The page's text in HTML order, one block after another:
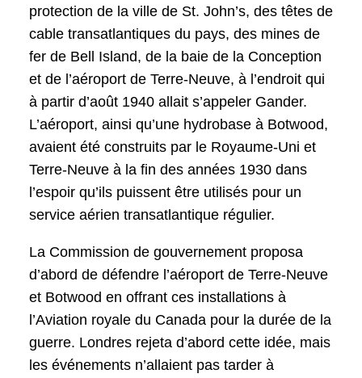
protection de la ville de St. John’s, des têtes de
cable transatlantiques du pays, des mines de
fer de Bell Island, de la baie de la Conception
et de l’aéroport de Terre-Neuve, à l’endroit qui
à partir d’août 1940 allait s’appeler Gander.
L’aéroport, ainsi qu’une hydrobase à Botwood,
avaient été construits par le Royaume-Uni et
Terre-Neuve à la fin des années 1930 dans
l’espoir qu’ils puissent être utilisés pour un
service aérien transatlantique régulier.
La Commission de gouvernement proposa
d’abord de défendre l’aéroport de Terre-Neuve
et Botwood en offrant ces installations à
l’Aviation royale du Canada pour la durée de la
guerre. Londres rejeta d’abord cette idée, mais
les événements n’allaient pas tarder à